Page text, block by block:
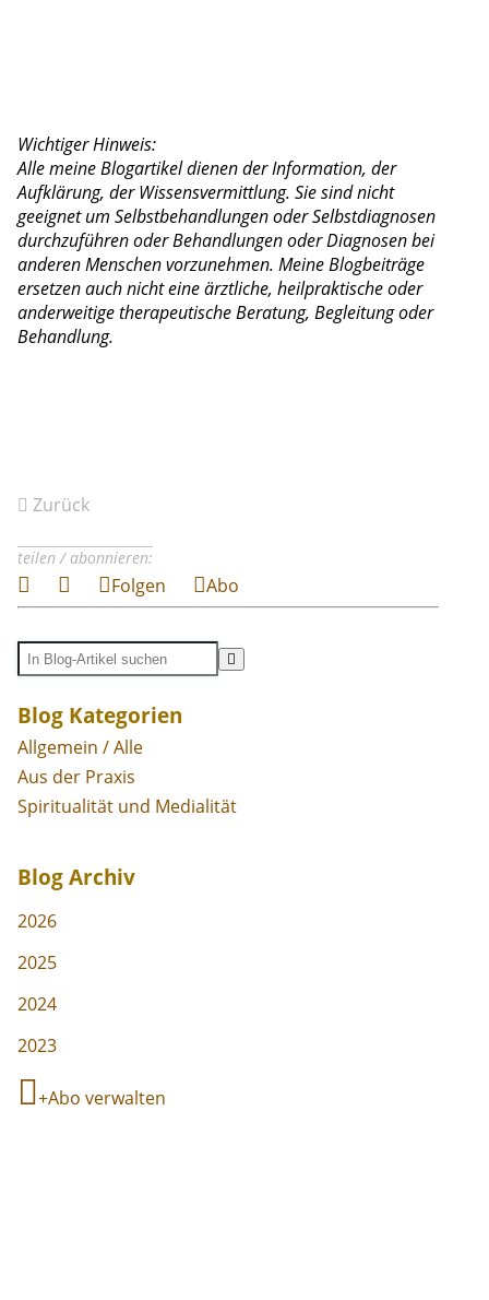
Wichtiger Hinweis:
Alle meine Blogartikel dienen der Information, der
Aufklärung, der Wissensvermittlung. Sie sind nicht
geeignet um Selbstbehandlungen oder Selbstdiagnosen
durchzuführen oder Behandlungen oder Diagnosen bei
anderen Menschen vorzunehmen. Meine Blogbeiträge
ersetzen auch nicht eine ärztliche, heilpraktische oder
anderweitige therapeutische Beratung, Begleitung oder
Behandlung.
Zurück
teilen / abonnieren:
Folgen Abo
Blog Kategorien
Allgemein / Alle
Aus der Praxis
Spiritualität und Medialität
Blog Archiv
2026
2025
2024
2023
Abo verwalten